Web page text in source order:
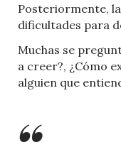
Posteriormente,
dificultades para
Muchas se
a creer?, ¿Cómo
alguien que